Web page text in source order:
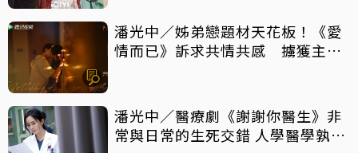
潘光中／姊弟戀題材天花板！《愛
情而已》訴求共情共感 擄獲主力
潘光中／醫療劇《謝謝你醫生》非
常與日常的生死交錯 人學醫學孰輕